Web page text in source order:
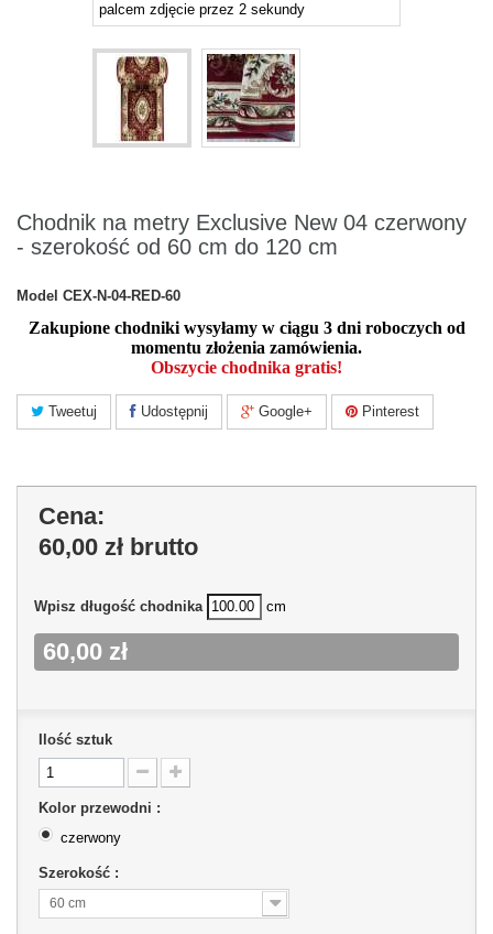
palcem zdjęcie przez 2 sekundy
Chodnik na metry Exclusive New 04 czerwony
- szerokość od 60 cm do 120 cm
Model CEX-N-04-RED-60
Zakupione chodniki wysyłamy w ciągu 3 dni roboczych od
momentu złożenia zamówienia.
Obszycie chodnika gratis!
Tweetuj Udostępnij Google+ Pinterest
Cena:
60,00 zł brutto
Wpisz długość chodnika cm
60,00 zł
Ilość sztuk
Kolor przewodni :
czerwony
Szerokość :
60 cm